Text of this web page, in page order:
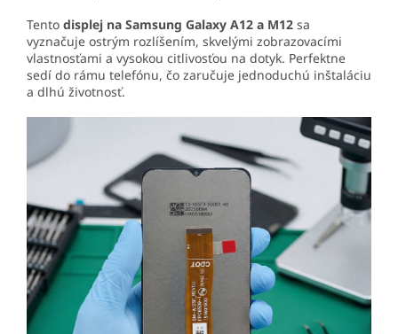
Tento displej na Samsung Galaxy A12 a M12 sa
vyznačuje ostrým rozlíšením, skvelými zobrazovacími
vlastnosťami a vysokou citlivosťou na dotyk. Perfektne
sedí do rámu telefónu, čo zaručuje jednoduchú inštaláciu
a dlhú životnosť.